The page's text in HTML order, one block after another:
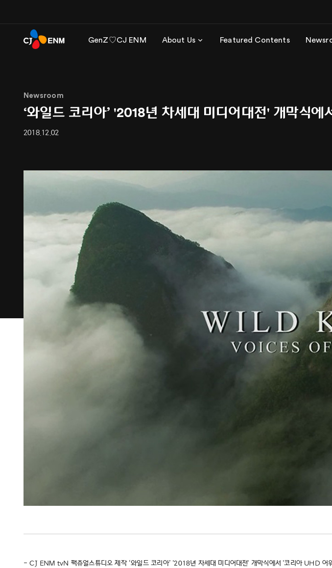
GenZ♡CJ ENM About Us Featured Contents
Newsroom
‘와일드 코리아’ '2018년 차세대 미디어대전' 개막식
2018.12.02
- CJ ENM tvN 팩츄얼스튜디오 제작 ‘와일드 코리아’​ '2018년 차세대 미디어대전' 개막식에서 '코리아 UHD 어